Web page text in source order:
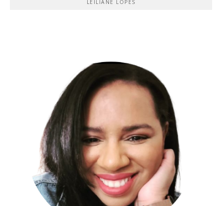
LEILIANE LOPES